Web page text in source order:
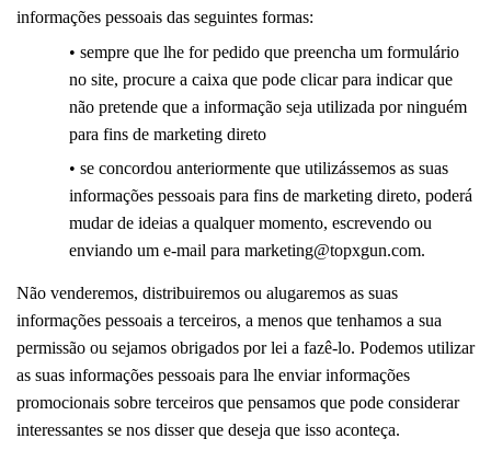
informações pessoais das seguintes formas:
• sempre que lhe for pedido que preencha um formulário
no site, procure a caixa que pode clicar para indicar que
não pretende que a informação seja utilizada por ninguém
para fins de marketing direto
• se concordou anteriormente que utilizássemos as suas
informações pessoais para fins de marketing direto, poderá
mudar de ideias a qualquer momento, escrevendo ou
enviando um e-mail para marketing@topxgun.com.
Não venderemos, distribuiremos ou alugaremos as suas
informações pessoais a terceiros, a menos que tenhamos a sua
permissão ou sejamos obrigados por lei a fazê-lo. Podemos utilizar
as suas informações pessoais para lhe enviar informações
promocionais sobre terceiros que pensamos que pode considerar
interessantes se nos disser que deseja que isso aconteça.